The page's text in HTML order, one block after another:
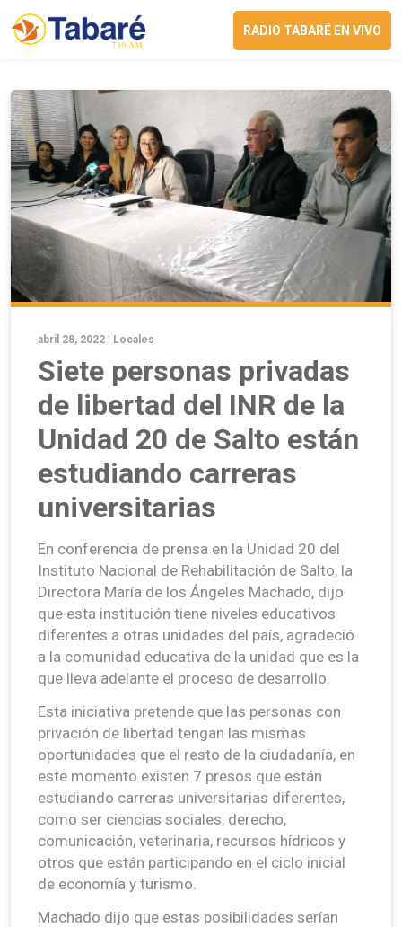
RADIO TABARÉ EN VIVO
abril 28, 2022 | Locales
Siete personas privadas
de libertad del INR de la
Unidad 20 de Salto están
estudiando carreras
universitarias
En conferencia de prensa en la Unidad 20 del
Instituto Nacional de Rehabilitación de Salto, la
Directora María de los Ángeles Machado, dijo
que esta institución tiene niveles educativos
diferentes a otras unidades del país, agradeció
a la comunidad educativa de la unidad que es la
que lleva adelante el proceso de desarrollo.
Esta iniciativa pretende que las personas con
privación de libertad tengan las mismas
oportunidades que el resto de la ciudadanía, en
este momento existen 7 presos que están
estudiando carreras universitarias diferentes,
como ser ciencias sociales, derecho,
comunicación, veterinaria, recursos hídricos y
otros que están participando en el ciclo inicial
de economía y turismo.
Machado dijo que estas posibilidades serían